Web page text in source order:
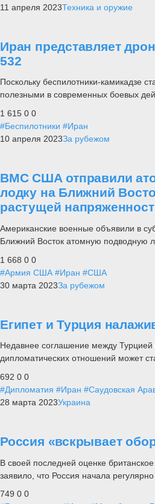
11 апреля 2023Техника и оружие
Иран представляет
532
Поскольку беспилотники-камикадзе
полезными в современных боевых
1 615 0 0
#Беспилотники #Иран
10 апреля 2023За рубежом
ВМС США отправили
лодку на Ближний
растущей
Американские военные объявили в
Ближний Восток атомную подводную
1 668 0 0
#Армия США #Иран #США
30 марта 2023За рубежом
Египет и Турция
Недавнее соглашение между Турцией
дипломатических отношений может
692 0 0
#Дипломатия #Иран #Саудовская
28 марта 2023Украина
Россия «вскрывает
В своей последней оценке
заявило, что Россия начала регулярно
749 0 0